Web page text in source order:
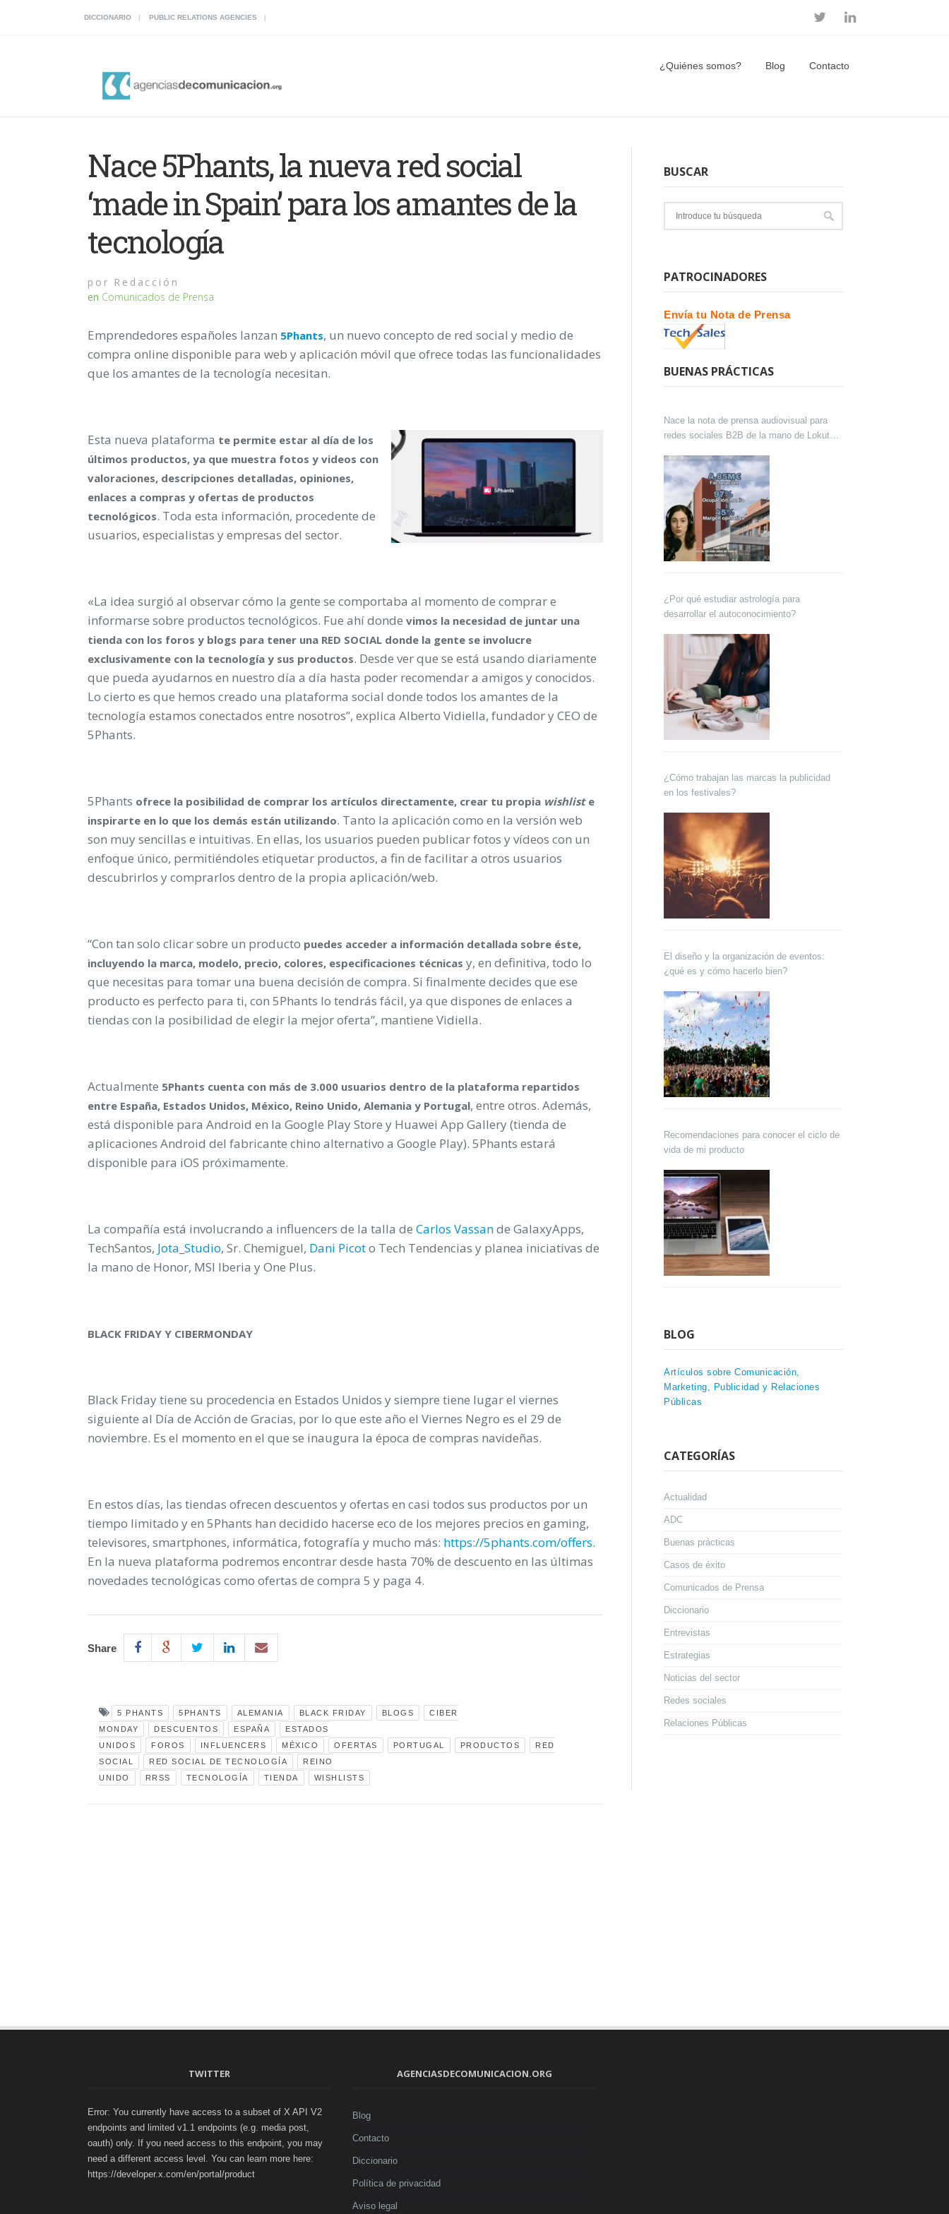
DICCIONARIO PUBLIC RELATIONS AGENCIES
¿Quiénes somos? Blog Contacto
Nace 5Phants, la nueva red social
‘made in Spain’ para los amantes de la
tecnología
por Redacción
en Comunicados de Prensa
Emprendedores españoles lanzan 5Phants, un nuevo concepto de red social y medio de
compra online disponible para web y aplicación móvil que ofrece todas las funcionalidades
que los amantes de la tecnología necesitan.
Esta nueva plataforma te permite estar al día de los
últimos productos, ya que muestra fotos y videos con
valoraciones, descripciones detalladas, opiniones,
enlaces a compras y ofertas de productos
tecnológicos. Toda esta información, procedente de
usuarios, especialistas y empresas del sector.
«La idea surgió al observar cómo la gente se comportaba al momento de comprar e
informarse sobre productos tecnológicos. Fue ahí donde vimos la necesidad de juntar una
tienda con los foros y blogs para tener una RED SOCIAL donde la gente se involucre
exclusivamente con la tecnología y sus productos. Desde ver que se está usando diariamente
que pueda ayudarnos en nuestro día a día hasta poder recomendar a amigos y conocidos.
Lo cierto es que hemos creado una plataforma social donde todos los amantes de la
tecnología estamos conectados entre nosotros”, explica Alberto Vidiella, fundador y CEO de
5Phants.
5Phants ofrece la posibilidad de comprar los artículos directamente, crear tu propia wishliste
inspirarte en lo que los demás están utilizando. Tanto la aplicación como en la versión web
son muy sencillas e intuitivas. En ellas, los usuarios pueden publicar fotos y vídeos con un
enfoque único, permitiéndoles etiquetar productos, a fin de facilitar a otros usuarios
descubrirlos y comprarlos dentro de la propia aplicación/web.
“Con tan solo clicar sobre un producto puedes acceder a información detallada sobre éste,
incluyendo la marca, modelo, precio, colores, especificaciones técnicas y, en definitiva, todo lo
que necesitas para tomar una buena decisión de compra. Si finalmente decides que ese
producto es perfecto para ti, con 5Phants lo tendrás fácil, ya que dispones de enlaces a
tiendas con la posibilidad de elegir la mejor oferta”, mantiene Vidiella.
Actualmente 5Phants cuenta con más de 3.000 usuarios dentro de la plataforma repartidos
entre España, Estados Unidos, México, Reino Unido, Alemania y Portugal, entre otros. Además,
está disponible para Android en la Google Play Store y Huawei App Gallery (tienda de
aplicaciones Android del fabricante chino alternativo a Google Play). 5Phants estará
disponible para iOS próximamente.
La compañía está involucrando a influencers de la talla de Carlos Vassande GalaxyApps,
TechSantos, Jota_Studio, Sr. Chemiguel, Dani Picoto Tech Tendencias y planea iniciativas de
la mano de Honor, MSI Iberia y One Plus.
BLACK FRIDAY Y CIBERMONDAY
Black Friday tiene su procedencia en Estados Unidos y siempre tiene lugar el viernes
siguiente al Día de Acción de Gracias, por lo que este año el Viernes Negro es el 29 de
noviembre. Es el momento en el que se inaugura la época de compras navideñas.
En estos días, las tiendas ofrecen descuentos y ofertas en casi todos sus productos por un
tiempo limitado y en 5Phants han decidido hacerse eco de los mejores precios en gaming,
televisores, smartphones, informática, fotografía y mucho más: https://5phants.com/offers.
En la nueva plataforma podremos encontrar desde hasta 70% de descuento en las últimas
novedades tecnológicas como ofertas de compra 5 y paga 4.
Share
5 PHANTS 5PHANTS ALEMANIA BLACK FRIDAY BLOGS
CIBER
MONDAY
DESCUENTOS ESPAÑA
ESTADOS
UNIDOS
FOROS INFLUENCERS MÉXICO OFERTAS PORTUGAL PRODUCTOS
RED
SOCIAL
RED SOCIAL DE TECNOLOGÍA
REINO
UNIDO
RRSS TECNOLOGÍA TIENDA WISHLISTS
BUSCAR
PATROCINADORES
Envía tu Nota de Prensa
BUENAS PRÁCTICAS
Nace la nota de prensa audiovisual para
redes sociales B2B de la mano de Lokutor
¿Por qué estudiar astrología para
desarrollar el autoconocimiento?
¿Cómo trabajan las marcas la publicidad
en los festivales?
El diseño y la organización de eventos:
¿qué es y cómo hacerlo bien?
Recomendaciones para conocer el ciclo de
vida de mi producto
BLOG
Artículos sobre Comunicación,
Marketing, Publicidad y Relaciones
Públicas
CATEGORÍAS
Actualidad
ADC
Buenas prácticas
Casos de éxito
Comunicados de Prensa
Diccionario
Entrevistas
Estrategias
Noticias del sector
Redes sociales
Relaciones Públicas
TWITTER
Error: You currently have access to a subset of X API V2
endpoints and limited v1.1 endpoints (e.g. media post,
oauth) only. If you need access to this endpoint, you may
need a different access level. You can learn more here:
https://developer.x.com/en/portal/product
AGENCIASDECOMUNICACION.ORG
Blog
Contacto
Diccionario
Política de privacidad
Aviso legal